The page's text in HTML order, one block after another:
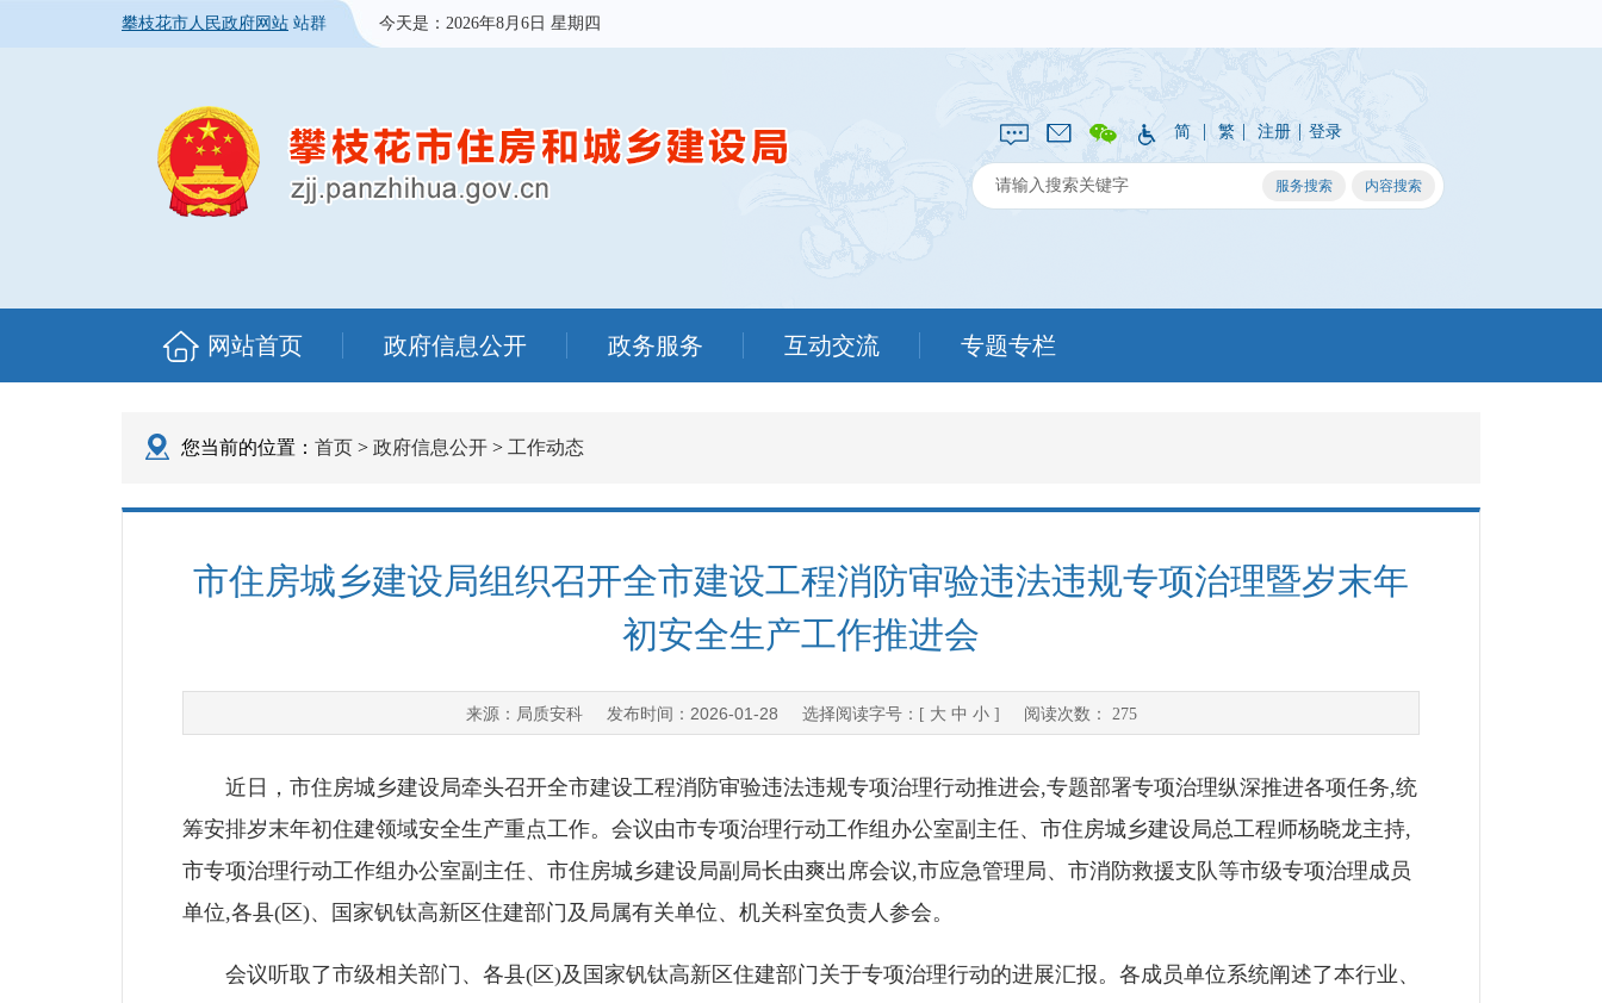
攀枝花市人民政府网站 站群 今天是： 2026年8月6日 星期四
简 | 繁 | 注册 | 登录
网站首页 政府信息公开 政务服务 互动交流 专题专栏
您当前的位置： 首页 > 政府信息公开 > 工作动态
市住房城乡建设局组织召开全市建设工程消防审验违法违规专项治理暨岁末年
初安全生产工作推进会
来源： 局质安科发布时间： 2026-01-28 选择阅读字号：[ 大 中 小] 阅读次数： 275
近日，市住房城乡建设局牵头召开全市建设工程消防审验违法违规专项治理行动推进会,专题部署专项治理纵深推进各项任务,统
筹安排岁末年初住建领域安全生产重点工作。会议由市专项治理行动工作组办公室副主任、市住房城乡建设局总工程师杨晓龙主持,
市专项治理行动工作组办公室副主任、市住房城乡建设局副局长由爽出席会议,市应急管理局、市消防救援支队等市级专项治理成员
单位,各县(区)、国家钒钛高新区住建部门及局属有关单位、机关科室负责人参会。
会议听取了市级相关部门、各县(区)及国家钒钛高新区住建部门关于专项治理行动的进展汇报。各成员单位系统阐述了本行业、